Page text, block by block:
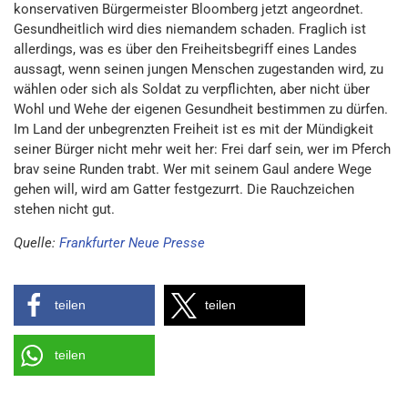
konservativen Bürgermeister Bloomberg jetzt angeordnet.
Gesundheitlich wird dies niemandem schaden. Fraglich ist
allerdings, was es über den Freiheitsbegriff eines Landes
aussagt, wenn seinen jungen Menschen zugestanden wird, zu
wählen oder sich als Soldat zu verpflichten, aber nicht über
Wohl und Wehe der eigenen Gesundheit bestimmen zu dürfen.
Im Land der unbegrenzten Freiheit ist es mit der Mündigkeit
seiner Bürger nicht mehr weit her: Frei darf sein, wer im Pferch
brav seine Runden trabt. Wer mit seinem Gaul andere Wege
gehen will, wird am Gatter festgezurrt. Die Rauchzeichen
stehen nicht gut.
Quelle: Frankfurter Neue Presse
teilen teilen
teilen